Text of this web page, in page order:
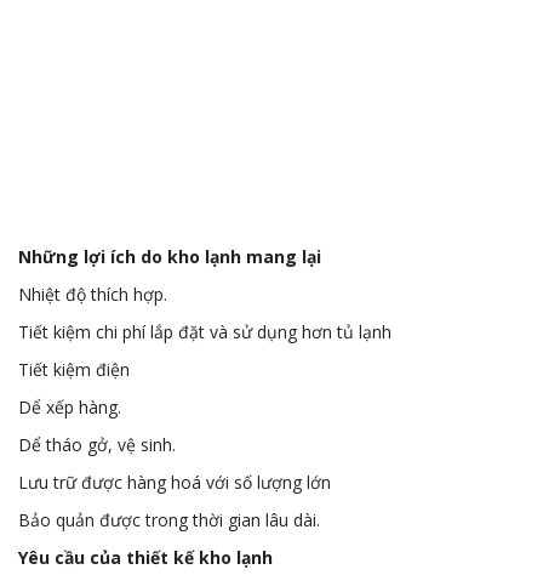
Những lợi ích do kho lạnh mang lại
Nhiệt độ thích hợp.
Tiết kiệm chi phí lắp đặt và sử dụng hơn tủ lạnh
Tiết kiệm điện
Dể xếp hàng.
Dể tháo gở, vệ sinh.
Lưu trữ được hàng hoá với số lượng lớn
Bảo quản được trong thời gian lâu dài.
Yêu cầu của thiết kế kho lạnh